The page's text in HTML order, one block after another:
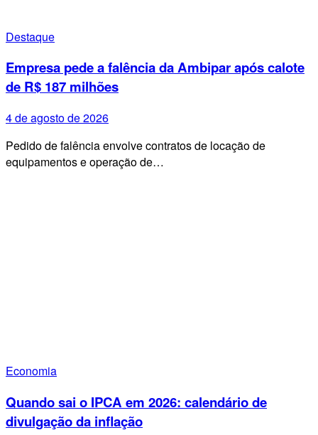
Destaque
Empresa pede a falência da Ambipar após calote
de R$ 187 milhões
4 de agosto de 2026
Pedido de falência envolve contratos de locação de
equipamentos e operação de…
Economia
Quando sai o IPCA em 2026: calendário de
divulgação da inflação